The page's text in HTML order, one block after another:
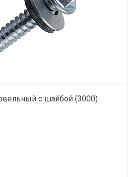
с шайбой (3000)